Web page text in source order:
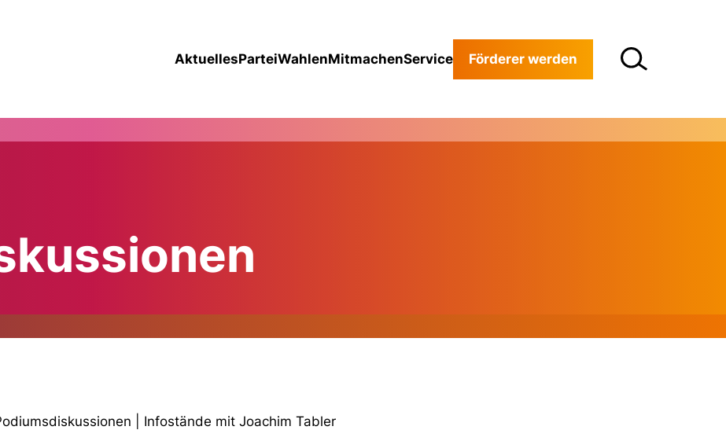
AktuellesParteiWahlenMitmachenService Förderer werden
Infostände mit Joachim Tabler